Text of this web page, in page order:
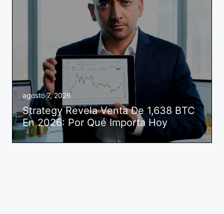
agosto 7, 2026
Strategy Revela Venta De 1,638 BTC
En 2026: Por Qué Importa Hoy